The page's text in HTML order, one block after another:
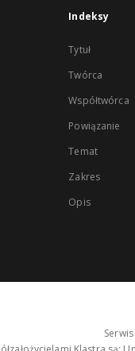
Indeksy
Tytuł
Twórca
Współtwórca
Powiązanie
Temat
Zakres
Opis